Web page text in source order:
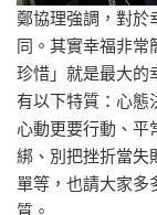
鄭協理強調，對於
同。其實幸福非
珍惜」就是最大的
有以下特質：心態
心動更要行動、平
綁、別把挫折當失
單等，也請大家多